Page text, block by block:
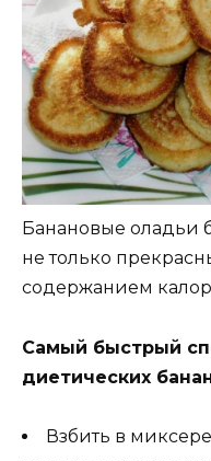
Банановые оладьи
не только
содержанием
Самый быстрый
диетических
Взбить в